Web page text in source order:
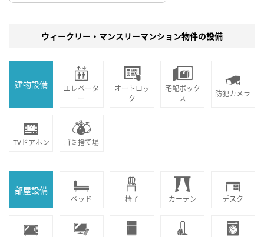
ウィークリー・マンスリーマンション物件の設備
建物設備
エレベータ
ー
オートロッ
ク
宅配ボック
ス
防犯カメラ
TVドアホン ゴミ捨て場
部屋設備
ベッド 椅子 カーテン デスク